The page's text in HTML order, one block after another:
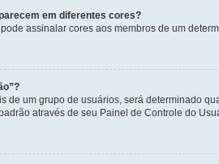
em diferentes cores?
assinalar cores aos membros de um
de um grupo de usuários, será determinado
através de seu Painel de Controle do